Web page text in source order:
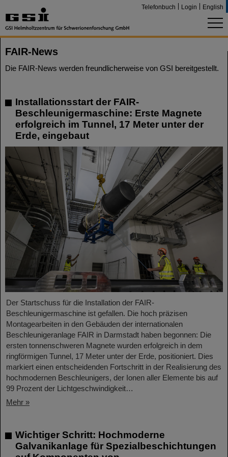
Telefonbuch Login English
FAIR-News
Die FAIR-News werden freundlicherweise von GSI bereitgestellt.
Installationsstart der FAIR-
Beschleunigermaschine: Erste Magnete
erfolgreich im Tunnel, 17 Meter unter der
Erde, eingebaut
Der Startschuss für die Installation der FAIR-
Beschleunigermaschine ist gefallen. Die hoch präzisen
Montagearbeiten in den Gebäuden der internationalen
Beschleunigeranlage FAIR in Darmstadt haben begonnen: Die
ersten tonnenschweren Magnete wurden erfolgreich in dem
ringförmigen Tunnel, 17 Meter unter der Erde, positioniert. Dies
markiert einen entscheidenden Fortschritt in der Realisierung des
hochmodernen Beschleunigers, der Ionen aller Elemente bis auf
99 Prozent der Lichtgeschwindigkeit…
Mehr »
Wichtiger Schritt: Hochmoderne
Galvanikanlage für Spezialbeschichtungen